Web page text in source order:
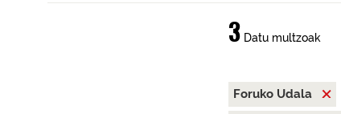
3Datu multzoak
Foruko Udala